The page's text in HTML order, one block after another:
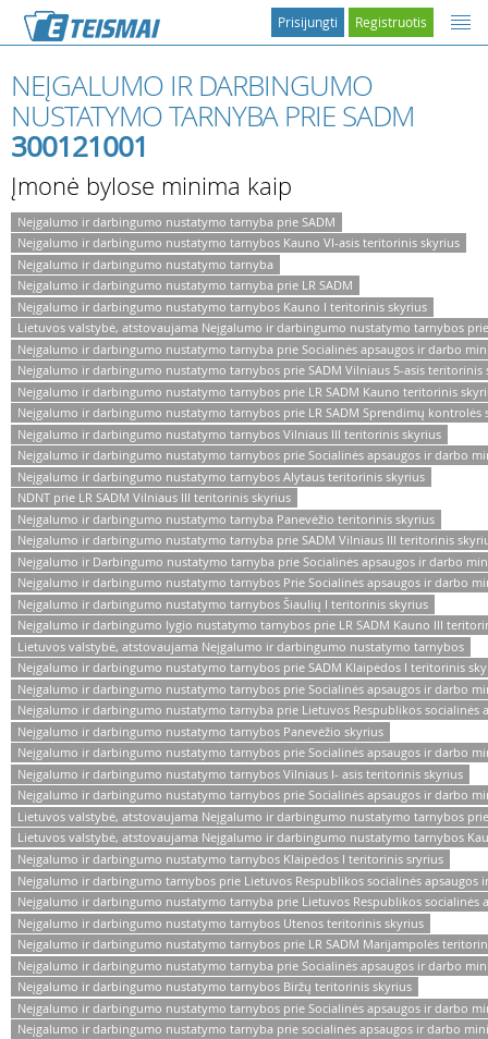
Registruotis
Prisijungti
NEĮGALUMO IR DARBINGUMO
NUSTATYMO TARNYBA PRIE SADM
300121001
Įmonė bylose minima kaip
Neįgalumo ir darbingumo nustatymo tarnyba prie SADM
Neįgalumo ir darbingumo nustatymo tarnybos Kauno VI-asis teritorinis skyrius
Neįgalumo ir darbingumo nustatymo tarnyba
Neįgalumo ir darbingumo nustatymo tarnyba prie LR SADM
Neįgalumo ir darbingumo nustatymo tarnybos Kauno I teritorinis skyrius
Lietuvos valstybė, atstovaujama Neįgalumo ir darbingumo nustatymo tarnybos
Neįgalumo ir darbingumo nustatymo tarnyba prie Socialinės apsaugos ir darbo
Neįgalumo ir darbingumo nustatymo tarnybos prie SADM Vilniaus 5-asis teritorinis
Neįgalumo ir darbingumo nustatymo tarnybos prie LR SADM Kauno teritorinis
Neįgalumo ir darbingumo nustatymo tarnybos prie LR SADM Sprendimų kontrolės
Neįgalumo ir darbingumo nustatymo tarnybos Vilniaus III teritorinis skyrius
Neįgalumo ir darbingumo nustatymo tarnybos prie Socialinės apsaugos ir darbo
Neįgalumo ir darbingumo nustatymo tarnybos Alytaus teritorinis skyrius
NDNT prie LR SADM Vilniaus III teritorinis skyrius
Neįgalumo ir darbingumo nustatymo tarnyba Panevėžio teritorinis skyrius
Neįgalumo ir darbingumo nustatymo tarnyba prie SADM Vilniaus III teritorinis
Neįgalumo ir Darbingumo nustatymo tarnyba prie Socialinės apsaugos ir darbo
Neįgalumo ir darbingumo nustatymo tarnybos Prie Socialinės apsaugos ir darbo
Neįgalumo ir darbingumo nustatymo tarnybos Šiaulių I teritorinis skyrius
Neįgalumo ir darbingumo lygio nustatymo tarnybos prie LR SADM Kauno III
Lietuvos valstybė, atstovaujama Neįgalumo ir darbingumo nustatymo tarnybos
Neįgalumo ir darbingumo nustatymo tarnybos prie SADM Klaipėdos I teritorinis
Neįgalumo ir darbingumo nustatymo tarnybos prie Socialinės apsaugos ir darbo
Neįgalumo ir darbingumo nustatymo tarnyba prie Lietuvos Respublikos socialinės
Neįgalumo ir darbingumo nustatymo tarnybos Panevėžio skyrius
Neįgalumo ir darbingumo nustatymo tarnybos prie Socialinės apsaugos ir darbo
Neįgalumo ir darbingumo nustatymo tarnybos Vilniaus I- asis teritorinis skyrius
Neįgalumo ir darbingumo nustatymo tarnybos prie Socialinės apsaugos ir darbo
Lietuvos valstybė, atstovaujama Neįgalumo ir darbingumo nustatymo tarnybos
Lietuvos valstybė, atstovaujama Neįgalumo ir darbingumo nustatymo tarnybos
Neįgalumo ir darbingumo nustatymo tarnybos Klaipėdos I teritorinis sryrius
Neįgalumo ir darbingumo tarnybos prie Lietuvos Respublikos socialinės
Neįgalumo ir darbingumo nustatymo tarnyba prie Lietuvos Respublikos
Neįgalumo ir darbingumo nustatymo tarnybos Utenos teritorinis skyrius
Neįgalumo ir darbingumo nustatymo tarnybos prie LR SADM Marijampolės
Neįgalumo ir darbingumo nustatymo tarnyba prie Socialinės apsaugos ir darbo
Neįgalumo ir darbingumo nustatymo tarnybos Biržų teritorinis skyrius
Neįgalumo ir darbingumo nustatymo tarnybos prie Socialinės apsaugos ir darbo
Neįgalumo ir darbingumo nustatymo tarnyba prie socialinės apsaugos ir darbo